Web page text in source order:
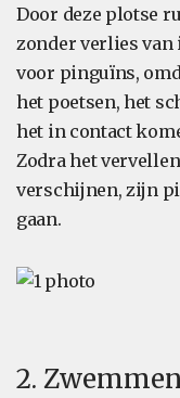
Door deze plotse
zonder verlies
voor pinguïns,
het poetsen, het
het in contact
Zodra het
verschijnen, zijn
gaan.
2.